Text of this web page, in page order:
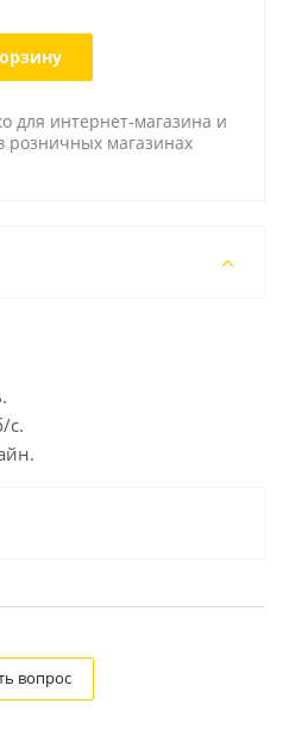
для интернет-магазина и
розничных магазинах
с.
вопрос